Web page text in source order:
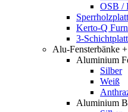
OSB /
Kerto-Q
3-
Alu-Fensterbänke
Aluminium
Silber
Weiß
Aluminium